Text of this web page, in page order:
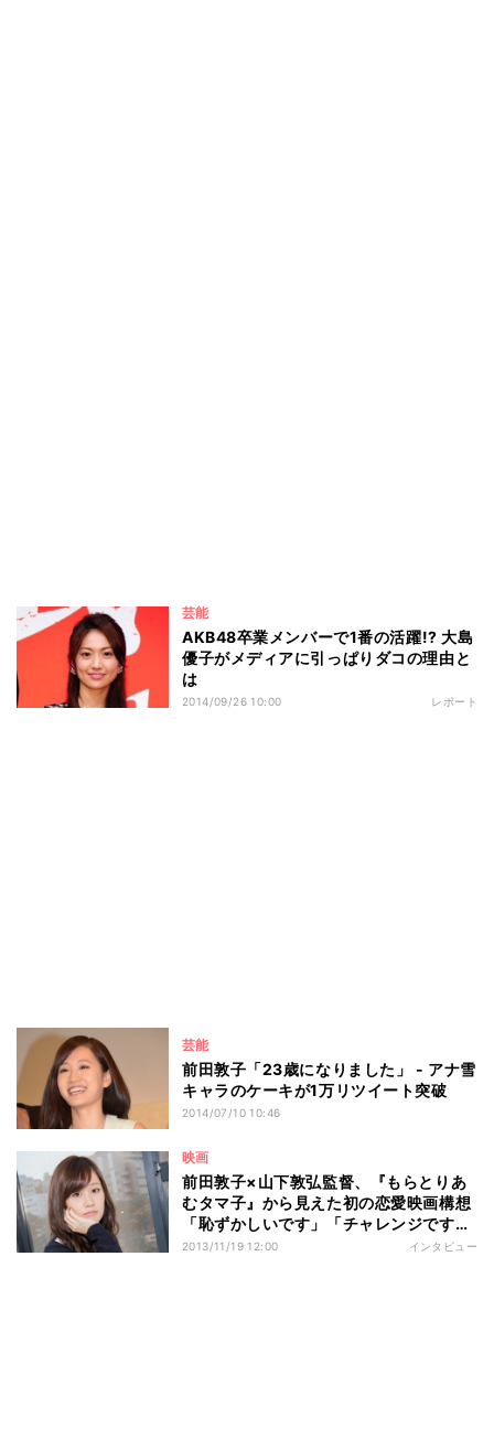
芸能
AKB48卒業メンバーで1番の活躍!? 大島
優子がメディアに引っぱりダコの理由と
は
2014/09/26 10:00 レポート
芸能
前田敦子「23歳になりました」 - アナ雪
キャラのケーキが1万リツイート突破
2014/07/10 10:46
映画
前田敦子×山下敦弘監督、『もらとりあ
むタマ子』から見えた初の恋愛映画構想
「恥ずかしいです」「チャレンジです
ね」
2013/11/19 12:00 インタビュー